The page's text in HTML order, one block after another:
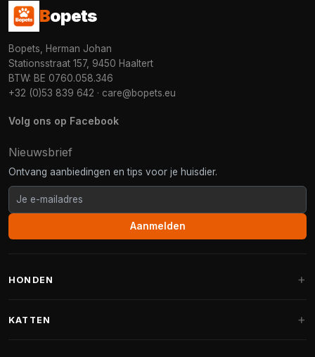
Bopets
Bopets, Herman Johan
Stationsstraat 157, 9450 Haaltert
BTW: BE 0760.058.346
+32 (0)53 839 642 · care@bopets.eu
Volg ons op Facebook
Nieuwsbrief
Ontvang aanbiedingen en tips voor je huisdier.
Aanmelden
HONDEN
KATTEN